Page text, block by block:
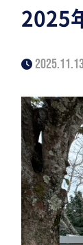
2025
2025.11.13